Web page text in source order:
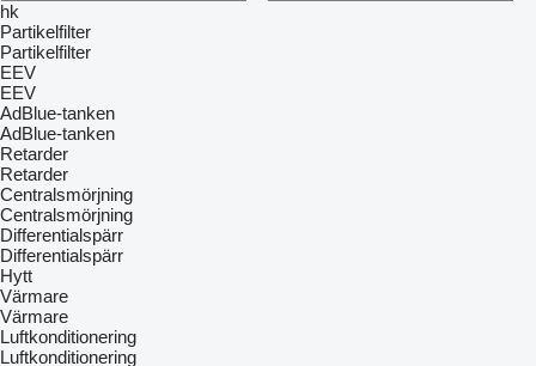
hk
Partikelfilter
Partikelfilter
EEV
EEV
AdBlue-tanken
AdBlue-tanken
Retarder
Retarder
Centralsmörjning
Centralsmörjning
Differentialspärr
Differentialspärr
Hytt
Värmare
Värmare
Luftkonditionering
Luftkonditionering